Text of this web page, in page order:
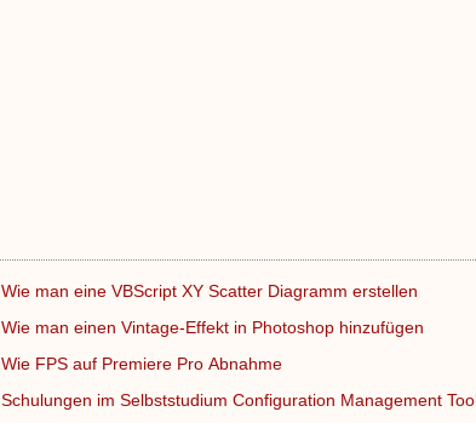
Wie man eine VBScript XY Scatter Diagramm erstellen
Wie man einen Vintage-Effekt in Photoshop hinzufügen
Wie FPS auf Premiere Pro Abnahme
Schulungen im Selbststudium Configuration Management